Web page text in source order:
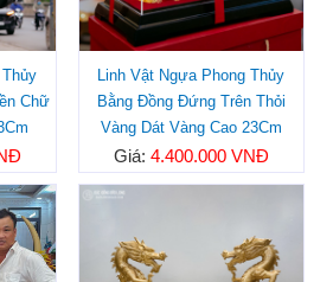
Chữ
Linh Vật Ngựa Phong Thủy
Bằng Đồng Đứng Trên Thỏi
Vàng Dát Vàng Cao 23Cm
Giá: 4.400.000 VNĐ